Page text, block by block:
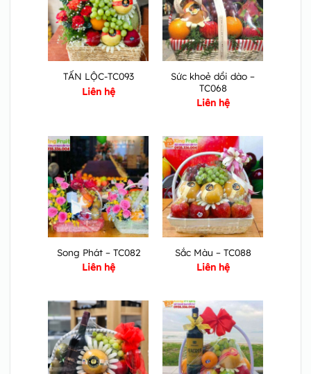
TẤN LỘC-TC093
Liên hệ
Sức khoẻ dồi dào –
TC068
Liên hệ
Song Phát – TC082
Liên hệ
Sắc Màu – TC088
Liên hệ